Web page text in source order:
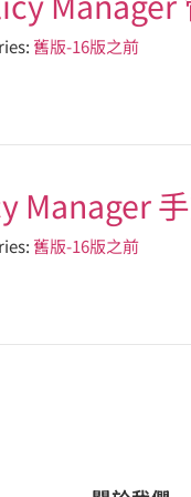
舊版-16版之前
Manager
舊版-16版之前